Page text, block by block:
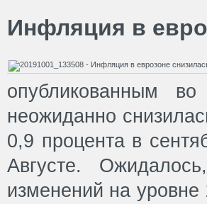
Инфляция в
опубликованным
неожиданно
0,9 процента в
Августе.
изменений на